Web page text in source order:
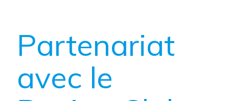
Partenariat
avec le